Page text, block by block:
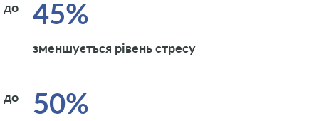
45%
зменшується рівень стресу
до
50%
до